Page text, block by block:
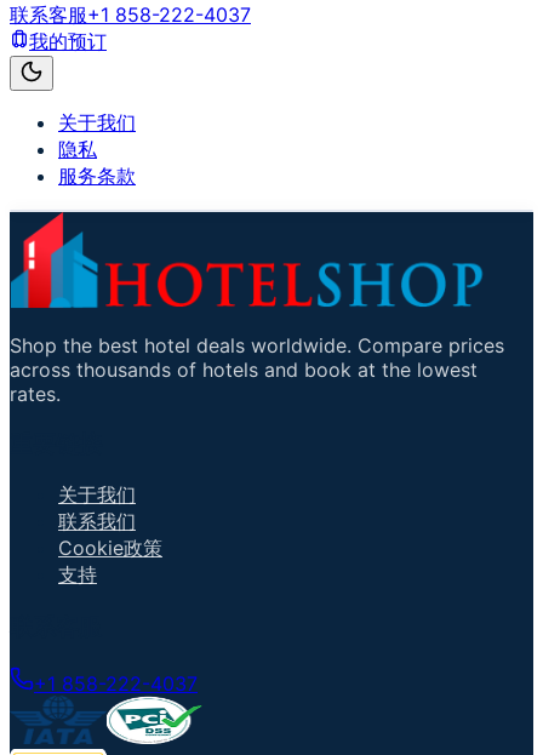
联系客服+1 858-222-4037
我的预订
关于我们
隐私
服务条款
Shop the best hotel deals worldwide. Compare prices
across thousands of hotels and book at the lowest
rates.
关于我们
联系我们
Cookie政策
支持
+1 858-222-4037